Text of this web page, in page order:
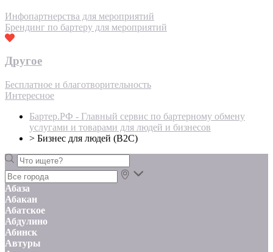
Инфопартнерства для мероприятий
Брендинг по бартеру для мероприятий
Другое
Бесплатное и благотворительность
Интересное
Бартер.РФ - Главный сервис по бартерному обмену
услугами и товарами для людей и бизнесов
> Бизнес для людей (B2C)
Абаза
Абакан
Абатское
Абдулино
Абинск
Автуры